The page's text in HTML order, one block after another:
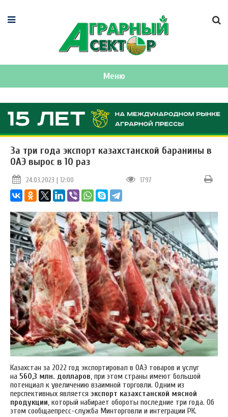
Меню
За три года экспорт казахстанской баранины в
ОАЭ вырос в 10 раз
24.03.2023 | 12:00 1797
Казахстан за 2022 год экспортировал в ОАЭ товаров и услуг
на 560,3 млн. долларов, при этом страны имеют большой
потенциал к увеличению взаимной торговли. Одним из
перспективных является экспорт казахстанской мясной
продукции, который набирает обороты последние три года. Об
этом сообщаепресс-служба Минторговли и интеграции РК.